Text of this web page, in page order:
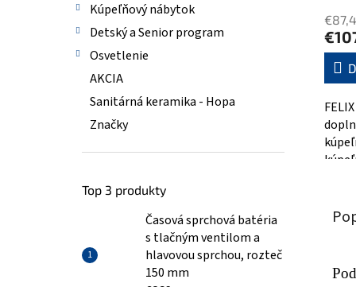
Kúpeľňový nábytok
Detský a Senior program
Osvetlenie
AKCIA
Sanitárná keramika - Hopa
Značky
Top 3 produkty
Časová sprchová batéria
s tlačným ventilom a
hlavovou sprchou, rozteč
150 mm